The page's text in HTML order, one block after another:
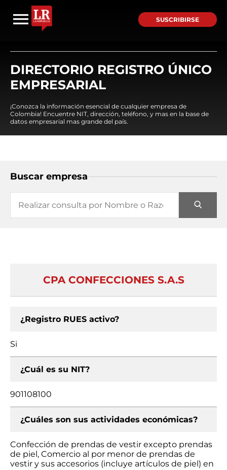
SUSCRIBIRSE
DIRECTORIO REGISTRO ÚNICO
EMPRESARIAL
¡Conozca la información esencial de cualquier empresa de
Colombia! Encuentre NIT, dirección, teléfono, y mas en la base de
datos empresarial mas grande del país.
Buscar empresa
CPA CONFECCIONES S.A.S
¿Registro RUES activo?
Si
¿Cuál es su NIT?
901108100
¿Cuáles son sus actividades económicas?
Confección de prendas de vestir excepto prendas
de piel, Comercio al por menor de prendas de
vestir y sus accesorios (incluye artículos de piel) en